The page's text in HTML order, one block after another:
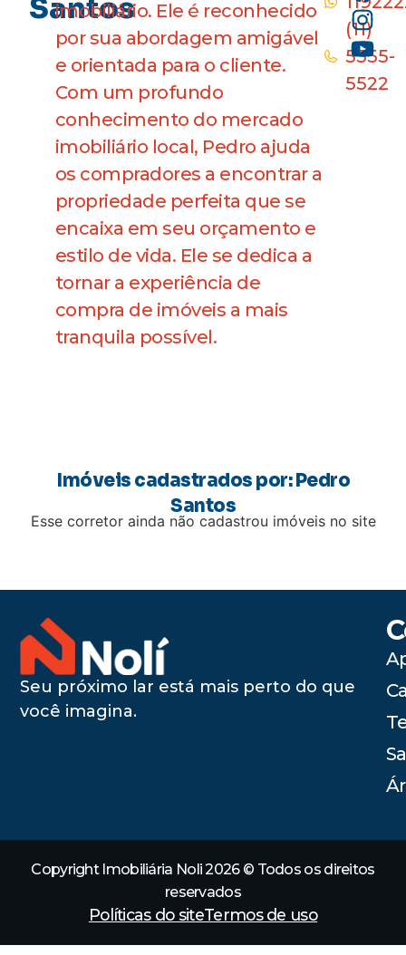
Santos
imobiliário. Ele é reconhecido
por sua abordagem amigável
e orientada para o cliente.
Com um profundo
conhecimento do mercado
imobiliário local, Pedro ajuda
os compradores a encontrar a
propriedade perfeita que se
encaixa em seu orçamento e
estilo de vida. Ele se dedica a
tornar a experiência de
compra de imóveis a mais
tranquila possível.
(11)
5555-
5522
Imóveis cadastrados por: Pedro
Santos
Esse corretor ainda não cadastrou imóveis no site
Seu próximo lar está mais perto do que
você imagina.
Copyright Imobiliária Noli 2026 © Todos os direitos
reservados
Políticas do siteTermos de uso